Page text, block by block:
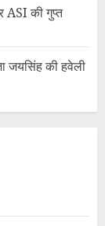
की गुप्त
जयसिंह की हवेली